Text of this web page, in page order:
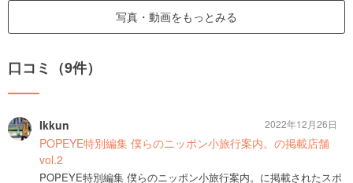
写真・動画をもっとみる
口コミ（9件）
Ikkun
POPEYE特別編集 僕らのニッポン小旅行案内。の掲載店舗
vol.2
POPEYE特別編集 僕らのニッポン小旅行案内。に掲載されたスポ
2022年12月26日